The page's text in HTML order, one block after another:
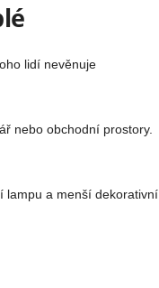
lidí nevěnuje
nebo obchodní prostory.
lampu a menší dekorativní